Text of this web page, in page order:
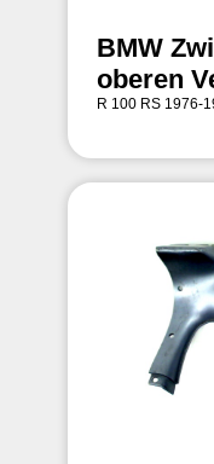
BMW
oberen
R 100 RS 1976-